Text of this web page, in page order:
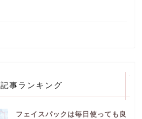
記事ランキング
フェイスパックは毎日使っても良